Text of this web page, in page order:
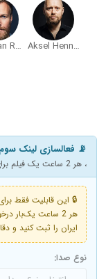
Aksel Hennie
Christian Rubeck
📡 فعالسازی لینک سوم
، هر 2 ساعت یک فیلم برای یک کاربر ویژه
🔒 این قابلیت فقط
ایران را ثبت کنید و
نوع صدا: